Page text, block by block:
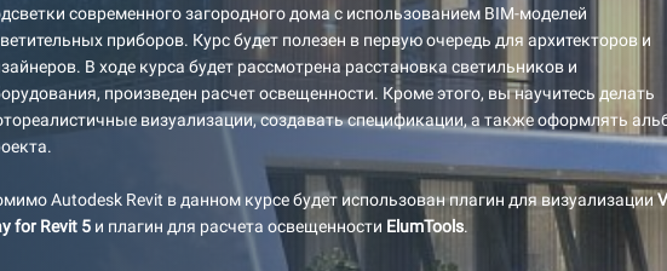
современного загородного дома с использованием BIM-моделей
приборов. Курс будет полезен в первую очередь для архитекторов и
В ходе курса будет рассмотрена расстановка светильников и
произведен расчет освещенности. Кроме этого, вы научитесь делать
визуализации, создавать спецификации, а также оформлять
Autodesk Revit в данном курсе будет использован плагин для визуализации
for Revit 5 и плагин для расчета освещенности ElumTools.